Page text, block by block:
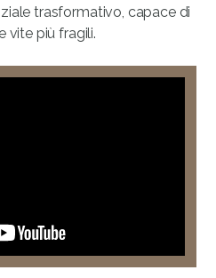
trasformativo, capace di
vite più fragili.